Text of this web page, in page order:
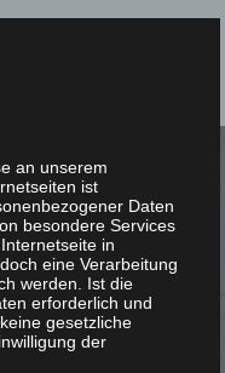
WIR
an unserem
ist
Daten
besondere Services
in
eine Verarbeitung
werden. Ist die
erforderlich und
gesetzliche
der